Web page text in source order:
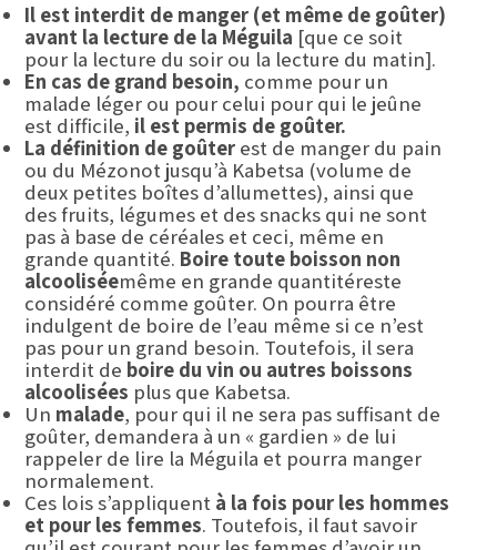
Il est interdit de manger (et même de goûter)
avant la lecture de la Méguila [que ce soit
pour la lecture du soir ou la lecture du matin].
En cas de grand besoin, comme pour un
malade léger ou pour celui pour qui le jeûne
est difficile, il est permis de goûter.
La définition de goûter est de manger du pain
ou du Mézonot jusqu’à Kabetsa (volume de
deux petites boîtes d’allumettes), ainsi que
des fruits, légumes et des snacks qui ne sont
pas à base de céréales et ceci, même en
grande quantité. Boire toute boisson non
alcooliséemême en grande quantitéreste
considéré comme goûter. On pourra être
indulgent de boire de l’eau même si ce n’est
pas pour un grand besoin. Toutefois, il sera
interdit de boire du vin ou autres boissons
alcoolisées plus que Kabetsa.
Un malade, pour qui il ne sera pas suffisant de
goûter, demandera à un « gardien » de lui
rappeler de lire la Méguila et pourra manger
normalement.
Ces lois s’appliquent à la fois pour les hommes
et pour les femmes. Toutefois, il faut savoir